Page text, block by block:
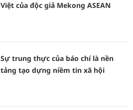
Việt của độc giả Mekong ASEAN
Sự trung thực của báo chí là nền
tảng tạo dựng niềm tin xã hội